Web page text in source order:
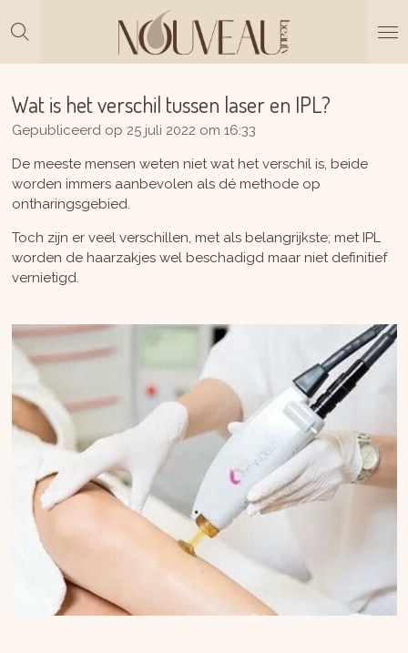
direct
hoofdinhoud
Wat is het verschil tussen laser en IPL?
Gepubliceerd op 25 juli 2022 om 16:33
De meeste mensen weten niet wat het verschil is, beide
worden immers aanbevolen als dé methode op
ontharingsgebied.
Toch zijn er veel verschillen, met als belangrijkste; met IPL
worden de haarzakjes wel beschadigd maar niet definitief
vernietigd.